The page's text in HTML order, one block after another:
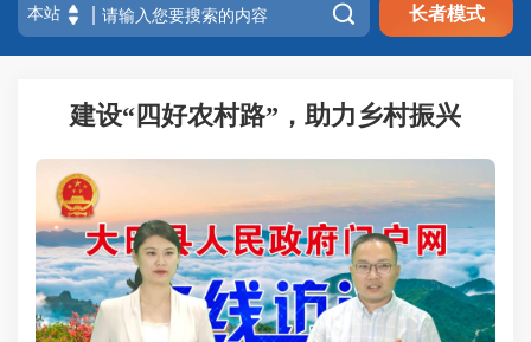
 长者模式
建设“四好农村路”，助力乡村振兴